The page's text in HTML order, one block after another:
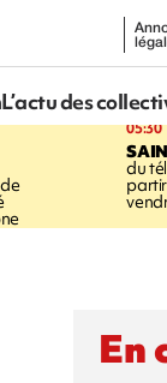
L’actu des
05:30
du
En